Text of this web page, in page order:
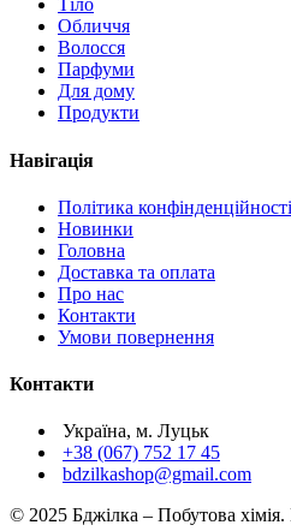
Тіло
Обличчя
Волосся
Парфуми
Для дому
Продукти
Навігація
Політика конфінденційності
Новинки
Головна
Доставка та оплата
Про нас
Контакти
Умови повернення
Контакти
Україна, м. Луцьк
+38 (067) 752 17 45
bdzilkashop@gmail.com
© 2025 Бджілка – Побутова хімія.